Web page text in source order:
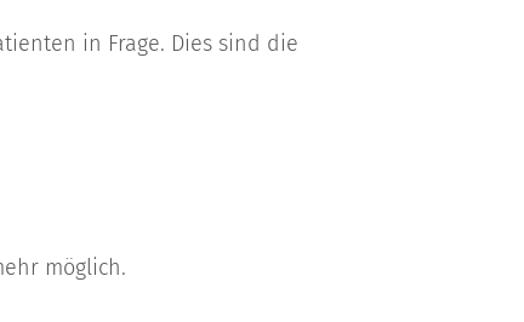
in Frage. Dies sind die
möglich.